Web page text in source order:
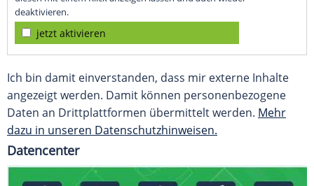
deaktivieren.
jetzt aktivieren
Ich bin damit einverstanden, dass mir externe Inhalte
angezeigt werden. Damit können personenbezogene
Daten an Drittplattformen übermittelt werden. Mehr
dazu in unseren Datenschutzhinweisen.
Datencenter